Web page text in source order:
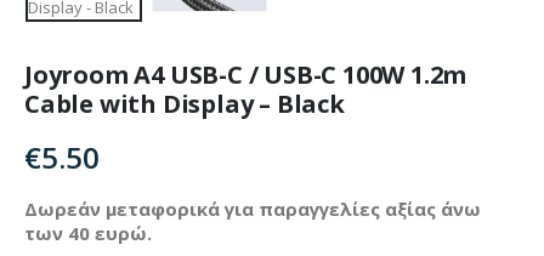
Joyroom A4 USB-C / USB-C 100W 1.2m
Cable with Display – Black
€5.50
Δωρεάν μεταφορικά για παραγγελίες αξίας άνω
των 40 ευρώ.